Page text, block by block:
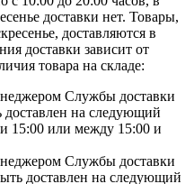
доставки нет. Товары,
доставляются в
доставки зависит от
товара на складе:
Службы доставки
доставлен на следующий
15:00 или между 15:00 и
Службы доставки
доставлен на следующий